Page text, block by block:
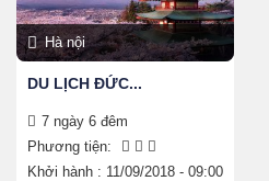
Hà nội
DU LỊCH ĐỨC...
7 ngày 6 đêm
Phương tiện:
Khởi hành : 11/09/2018 - 09:00